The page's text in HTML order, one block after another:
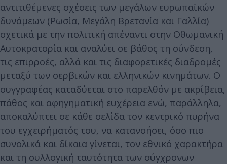
αντιτιθέμενες σχέσεις των μεγάλων ευρωπαϊκών
δυνάμεων (Ρωσία, Μεγάλη Βρετανία και Γαλλία)
σχετικά με την πολιτική απέναντι στην Οθωμανική
Αυτοκρατορία και αναλύει σε βάθος τη σύνδεση,
τις επιρροές, αλλά και τις διαφορετικές διαδρομές
μεταξύ των σερβικών και ελληνικών κινημάτων. Ο
συγγραφέας καταδύεται στο παρελθόν με ακρίβεια,
πάθος και αφηγηματική ευχέρεια ενώ, παράλληλα,
αποκαλύπτει σε κάθε σελίδα τον κεντρικό πυρήνα
του εγχειρήματός του, να κατανοήσει, όσο πιο
συνολικά και δίκαια γίνεται, τον εθνικό χαρακτήρα
και τη συλλογική ταυτότητα των σύγχρονων